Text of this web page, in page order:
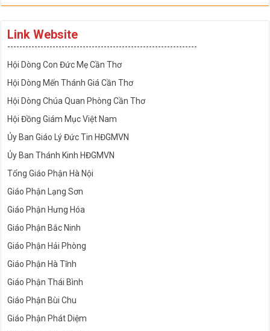
Link Website
---------------------------------------------------------------
Hội Dòng Con Đức Mẹ Cần Thơ
Hội Dòng Mến Thánh Giá Cần Thơ
Hội Dòng Chúa Quan Phòng Cần Thơ
Hội Đồng Giám Mục Việt Nam
Ủy Ban Giáo Lý Đức Tin HĐGMVN
Ủy Ban Thánh Kinh HĐGMVN
Tổng Giáo Phận Hà Nội
Giáo Phận Lạng Sơn
Giáo Phận Hưng Hóa
Giáo Phận Bắc Ninh
Giáo Phận Hải Phòng
Giáo Phận Hà Tĩnh
Giáo Phận Thái Bình
Giáo Phận Bùi Chu
Giáo Phận Phát Diệm